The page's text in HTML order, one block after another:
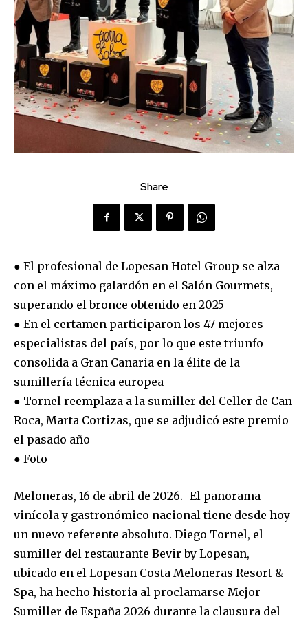
Share
● El profesional de Lopesan Hotel Group se alza
con el máximo galardón en el Salón Gourmets,
superando el bronce obtenido en 2025
● En el certamen participaron los 47 mejores
especialistas del país, por lo que este triunfo
consolida a Gran Canaria en la élite de la
sumillería técnica europea
● Tornel reemplaza a la sumiller del Celler de Can
Roca, Marta Cortizas, que se adjudicó este premio
el pasado año
● Foto
Meloneras, 16 de abril de 2026.- El panorama
vinícola y gastronómico nacional tiene desde hoy
un nuevo referente absoluto. Diego Tornel, el
sumiller del restaurante Bevir by Lopesan,
ubicado en el Lopesan Costa Meloneras Resort &
Spa, ha hecho historia al proclamarse Mejor
Sumiller de España 2026 durante la clausura del